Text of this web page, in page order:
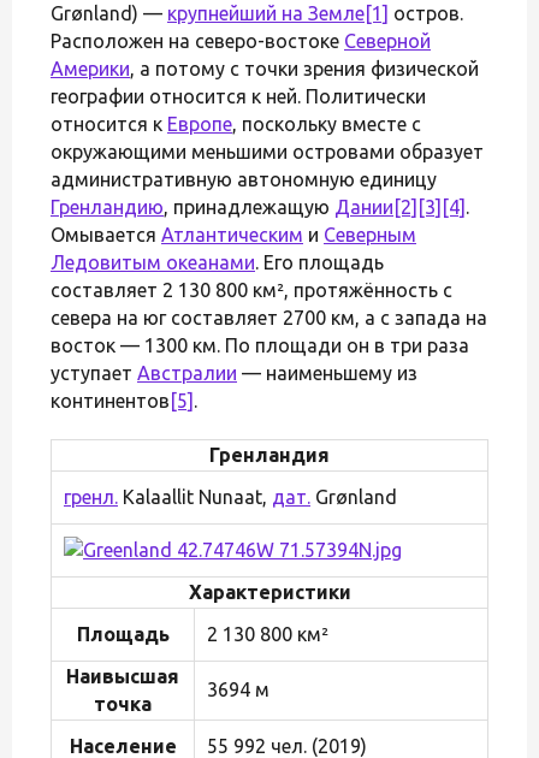
Grønland) — крупнейший на Земле[1] остров.
Расположен на северо-востоке Северной
Америки, а потому с точки зрения физической
географии относится к ней. Политически
относится к Европе, поскольку вместе с
окружающими меньшими островами образует
административную автономную единицу
Гренландию, принадлежащую Дании [2] [3] [4] .
Омывается Атлантическим и Северным
Ледовитым океанами. Его площадь
составляет 2 130 800 км², протяжённость с
севера на юг составляет 2700 км, а с запада на
восток — 1300 км. По площади он в три раза
уступает Австралии — наименьшему из
континентов [5] .
Гренландия
гренл. Kalaallit Nunaat, дат. Grønland
Характеристики
Площадь
2 130 800 км²
Наивысшая
точка
3694 м
Население
55 992 чел. (2019)